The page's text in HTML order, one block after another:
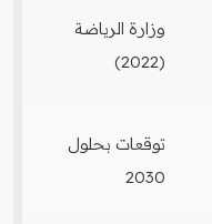
وزارة الرياضة
(2022)
توقعات بحلول
2030